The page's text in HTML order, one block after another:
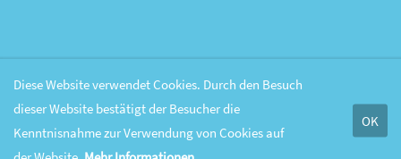
Diese Website verwendet Cookies. Durch den Besuch
dieser Website bestätigt der Besucher die
Kenntnisnahme zur Verwendung von Cookies auf
OK